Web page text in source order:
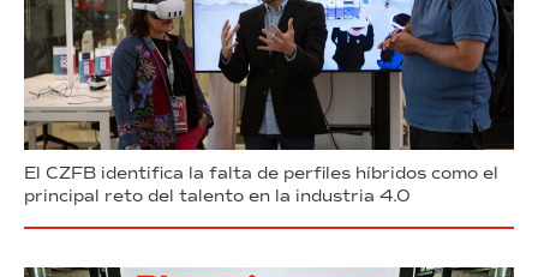
El CZFB identifica la falta de perfiles híbridos como el
principal reto del talento en la industria 4.0